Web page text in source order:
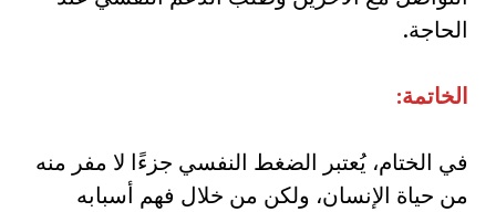
الحاجة.
الخاتمة:
في الختام، يُعتبر الضغط النفسي جزءًا لا مفر منه
من حياة الإنسان، ولكن من خلال فهم أسبابه